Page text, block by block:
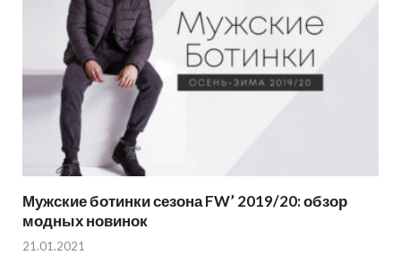
Мужские ботинки сезона FW’ 2019/20: обзор
модных новинок
21.01.2021